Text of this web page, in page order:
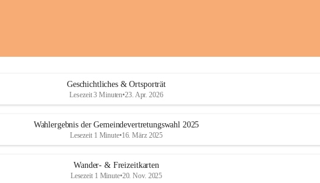
Geschichtliches & Ortsporträt
Lesezeit 3 Minuten•23. Apr. 2026
Wahlergebnis der Gemeindevertretungswahl 2025
Lesezeit 1 Minute•16. März 2025
Wander- & Freizeitkarten
Lesezeit 1 Minute•20. Nov. 2025